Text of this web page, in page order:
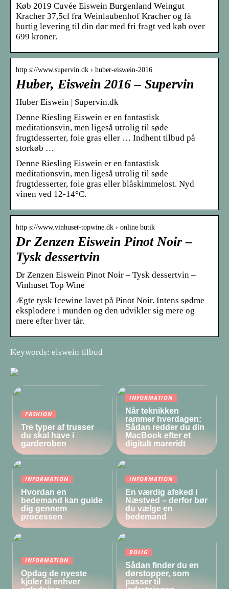
Køb 2019 Cuvée Eiswein Burgenland Weingut
Kracher 37,5cl fra Weinlaubenhof Kracher og få
hurtig levering til din dør med fri fragt ved køb over
699 kroner.
http s://www.supervin.dk › huber-eiswein-2016
Huber, Eiswein 2016 – Supervin
Huber Eiswein | Supervin.dk
Denne Riesling Eiswein er en fantastisk
meditationsvin, men ligeså utrolig til søde
frugtdesserter, foie gras eller … Indhent tilbud på
storkøb …
Denne Riesling Eiswein er en fantastisk
meditationsvin, men ligeså utrolig til søde
frugtdesserter, foie gras eller blåskimmelost. Nyd
vinen ved 12-14°C.
http s://www.vinhuset-topwine.dk › online butik
Dr Zenzen Eiswein Pinot Noir –
Tysk dessertvin
Dr Zenzen Eiswein Pinot Noir – Tysk dessertvin –
Vinhuset Top Wine
Ægte tysk Icewine lavet på Pinot Noir. Intens sødme
eksplodere i munden og den udvikler sig mere og
mere efter hver tår.
Keywords: eiswein tilbud
FASHION
Tre typer af trusser
du skal have i
garderoben
INFORMATION
Når teknikken
rammer hverdagen:
Sådan redder du din
MacBook efter et
digitalt mareridt
INFORMATION
Hvordan en
bedemand kan guide
dig gennem
processen
INFORMATION
En værdig afsked i
Næstved – derfor bør
du vælge en
bedemand
INFORMATION
Opdag de nyeste
kjoler til enhver
BOLIG
Sådan finder du en
dørstopper, som
passer til